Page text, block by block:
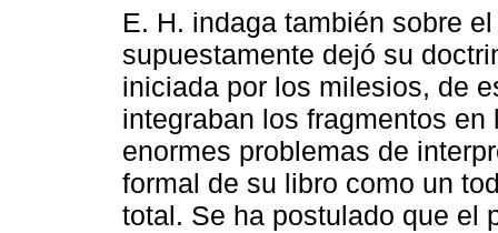
E. H. indaga también sobre
supuestamente dejó su
iniciada por los milesios, de
integraban los fragmentos
enormes problemas de
formal de su libro como un
total. Se ha postulado que el